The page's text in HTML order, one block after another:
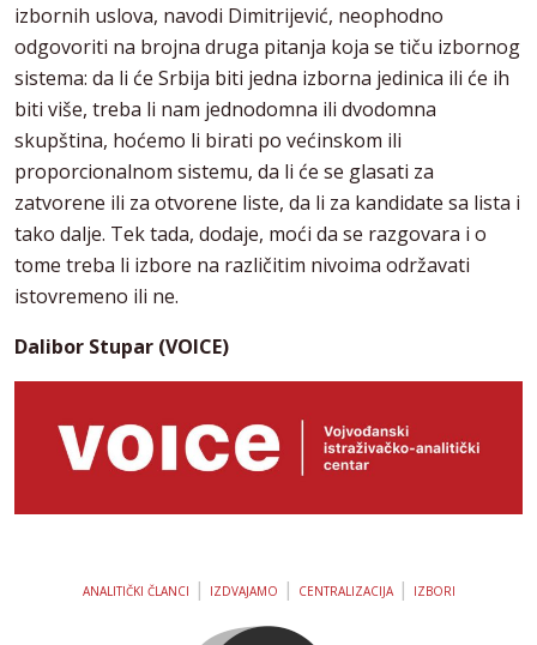
izbornih uslova, navodi Dimitrijević, neophodno
odgovoriti na brojna druga pitanja koja se tiču izbornog
sistema: da li će Srbija biti jedna izborna jedinica ili će ih
biti više, treba li nam jednodomna ili dvodomna
skupština, hoćemo li birati po većinskom ili
proporcionalnom sistemu, da li će se glasati za
zatvorene ili za otvorene liste, da li za kandidate sa lista i
tako dalje. Tek tada, dodaje, moći da se razgovara i o
tome treba li izbore na različitim nivoima održavati
istovremeno ili ne.
Dalibor Stupar (VOICE)
ANALITIČKI ČLANCI | IZDVAJAMO | CENTRALIZACIJA| IZBORI